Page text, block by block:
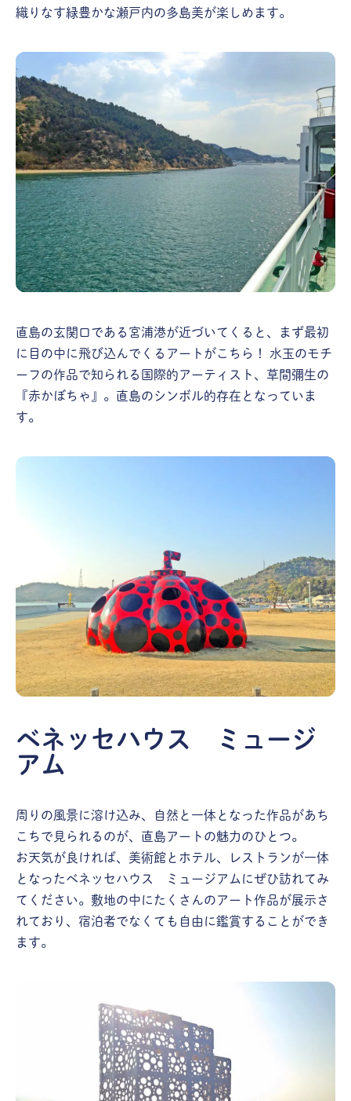
織りなす緑豊かな瀬戸内の多島美が楽しめます。
直島の玄関口である宮浦港が近づいてくると、まず最初
に目の中に飛び込んでくるアートがこちら！ 水玉のモチ
ーフの作品で知られる国際的アーティスト、草間彌生の
『赤かぼちゃ』。直島のシンボル的存在となっていま
す。
ベネッセハウス ミュージ
アム
周りの風景に溶け込み、自然と一体となった作品があち
こちで見られるのが、直島アートの魅力のひとつ。
お天気が良ければ、美術館とホテル、レストランが一体
となったベネッセハウス ミュージアムにぜひ訪れてみ
てください。敷地の中にたくさんのアート作品が展示さ
れており、宿泊者でなくても自由に鑑賞することができ
ます。